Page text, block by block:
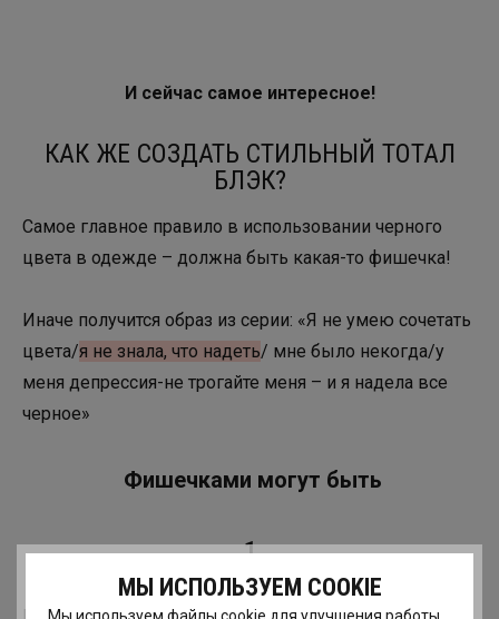
МЫ ИСПОЛЬЗУЕМ COOKIE
Мы используем файлы cookie для улучшения работы
И сейчас самое интересное!
КАК ЖЕ СОЗДАТЬ СТИЛЬНЫЙ ТОТАЛ
БЛЭК?
Самое главное правило в использовании черного
цвета в одежде – должна быть какая-то фишечка!
Иначе получится образ из серии: «Я не умею сочетать
цвета/я не знала, что надеть/ мне было некогда/у
меня депрессия-не трогайте меня – и я надела все
черное»
Фишечками могут быть
1